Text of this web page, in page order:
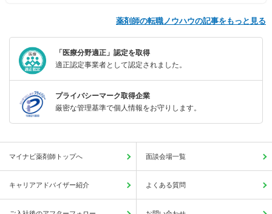
薬剤師の転職ノウハウの記事をもっと見る
「医療分野適正」認定を取得
適正認定事業者として認定されました。
プライバシーマーク取得企業
厳密な管理基準で個人情報をお守りします。
マイナビ薬剤師トップへ 面談会場一覧
キャリアアドバイザー紹介 よくある質問